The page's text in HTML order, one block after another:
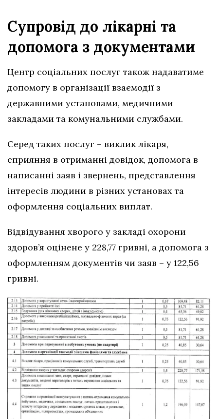
Супровід до лікарні та
допомога з документами
Центр соціальних послуг також надаватиме
допомогу в організації взаємодії з
державними установами, медичними
закладами та комунальними службами.
Серед таких послуг – виклик лікаря,
сприяння в отриманні довідок, допомога в
написанні заяв і звернень, представлення
інтересів людини в різних установах та
оформлення соціальних виплат.
Відвідування хворого у закладі охорони
здоров’я оцінене у 228,77 гривні, а допомога з
оформленням документів чи заяв – у 122,56
гривні.